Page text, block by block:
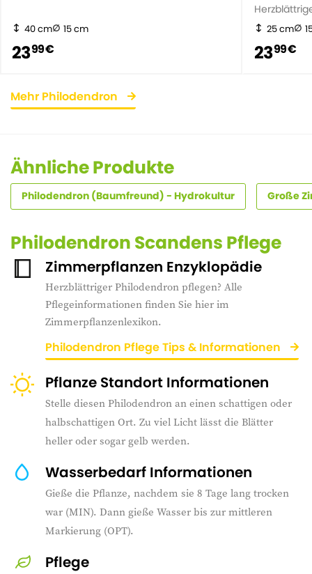
40 cm 15 cm
2399 €
25 cm
2399 €
Mehr Philodendron
Ähnliche Produkte
Philodendron (Baumfreund) - Hydrokultur Große
Philodendron Scandens Pflege
Zimmerpflanzen Enzyklopädie
Herzblättriger Philodendron pflegen? Alle
Pflegeinformationen finden Sie hier im
Zimmerpflanzenlexikon.
Philodendron Pflege Tips & Informationen
Pflanze Standort Informationen
Stelle diesen Philodendron an einen schattigen oder
halbschattigen Ort. Zu viel Licht lässt die Blätter
heller oder sogar gelb werden.
Wasserbedarf Informationen
Gieße die Pflanze, nachdem sie 8 Tage lang trocken
war (MIN). Dann gieße Wasser bis zur mittleren
Markierung (OPT).
Pflege